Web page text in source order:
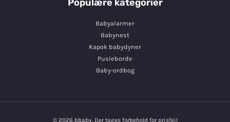
Populære kategorier
Babyalarmer
Babynest
Kapok babydyner
Pusleborde
Baby-ordbog
© 2026 bbaby. Der tages forbehold for prisfejl